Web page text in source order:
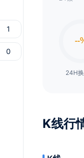
24H
K线行